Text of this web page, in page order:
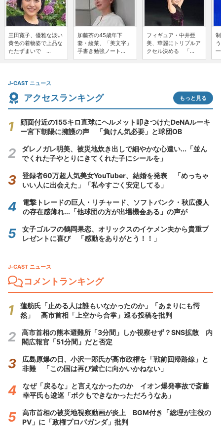
三田寛子、優雅な淡い
黄色の着物姿で上品な
たたずまいで ...
加藤茶の45歳年下
妻・綾菜、「美文字」
手書き勉強ノート...
フィギュア・中井亜
美、華麗にトリプルア
クセル決める 「...
J-CAST ニュース
アクセスランキング もっと見る
顔面付近の155キロ直球にヘルメット叩きつけたDeNAルーキ
ー宮下朝陽に擁護の声 「負けん気必要」と球団OB
ダレノガレ明美、被災地炊き出しで細やかな心遣い...「並ん
でくれた子やとりにきてくれた子にシールを」
登録者60万超人気美女YouTuber、結婚を発表 「めっちゃ
いい人に出会えた」「私今すごく安定してる」
電撃トレードの巨人・リチャード、ソフトバンク・秋広優人
の存在感薄れ...「他球団の方が出場機会ある」の声が
女子ゴルフの鶴岡果恋、オリックスのイケメン夫から貴重プ
レゼントに喜び 「感動をありがとう！！」
J-CAST ニュース
コメントランキング
蓮舫氏「止める人は誰もいなかったのか」「あまりにも愕
然」 高市首相「上空から合掌」巡る投稿を批判
高市首相の熊本避難所「3分間」しか視察せず？SNS拡散 内
閣広報官「51分間」だと否定
広島原爆の日、小沢一郎氏が高市政権を「戦前回帰路線」と
非難 「この国は再び滅亡に向かいかねない」
なぜ「戻るな」と言えなかったのか イオン爆発事故で斎藤
幸平氏も逡巡「ボクもできなかっただろうなあ」
高市首相の被災地視察動画が炎上 BGM付き「総理が主役の
PV」に「政権プロパガンダ」批判